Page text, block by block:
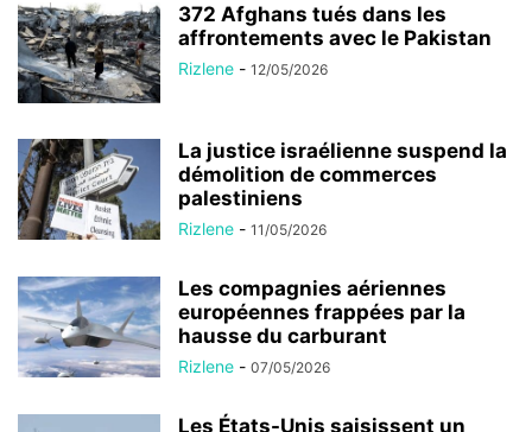
372 Afghans tués dans les
affrontements avec le Pakistan
Rizlene - 12/05/2026
La justice israélienne suspend la
démolition de commerces
palestiniens
Rizlene - 11/05/2026
Les compagnies aériennes
européennes frappées par la
hausse du carburant
Rizlene - 07/05/2026
Les États-Unis saisissent un